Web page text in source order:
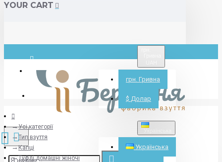
YOUR CART
Вхід
грн. Гривна
$ Долар
Українська
Усі категорії
Тип взуття
Капці
Туфлі домашні жіночі